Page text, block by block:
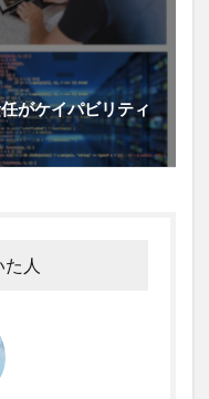
がケイパビリティ
人